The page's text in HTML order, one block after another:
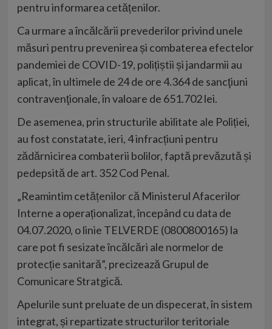
pentru informarea cetățenilor.
Ca urmare a încălcării prevederilor privind unele
măsuri pentru prevenirea și combaterea efectelor
pandemiei de COVID-19, polițiștii și jandarmii au
aplicat, în ultimele de 24 de ore 4.364 de sancţiuni
contravenţionale, în valoare de 651.702 lei.
De asemenea, prin structurile abilitate ale Poliției,
au fost constatate, ieri, 4 infracțiuni pentru
zădărnicirea combaterii bolilor, faptă prevăzută și
pedepsită de art. 352 Cod Penal.
„Reamintim cetățenilor că Ministerul Afacerilor
Interne a operaționalizat, începând cu data de
04.07.2020, o linie TELVERDE (0800800165) la
care pot fi sesizate încălcări ale normelor de
protecție sanitară”, precizează Grupul de
Comunicare Stratgică.
Apelurile sunt preluate de un dispecerat, în sistem
integrat, și repartizate structurilor teritoriale